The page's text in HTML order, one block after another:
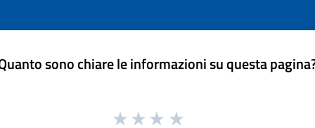
sono chiare le informazioni su questa